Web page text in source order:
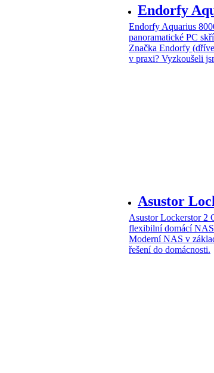
Endorfy
Endorfy Aquarius
panoramatické PC
Značka Endorfy
v praxi? Vyzkoušeli
Asustor
Asustor Lockerstor 2
flexibilní domácí
Moderní NAS v
řešení do domácnosti.